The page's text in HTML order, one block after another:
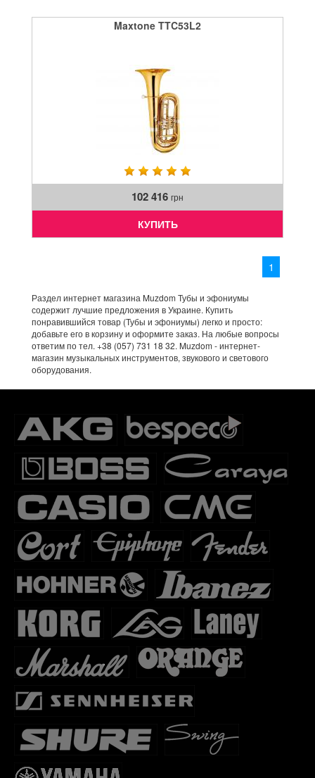
Maxtone TTC53L2
102 416 грн
КУПИТЬ
1
Раздел интернет магазина Muzdom Тубы и эфониумы
содержит лучшие предложения в Украине. Купить
понравившийся товар (Тубы и эфониумы) легко и просто:
добавьте его в корзину и оформите заказ. На любые вопросы
ответим по тел. +38 (057) 731 18 32. Muzdom - интернет-
магазин музыкальных инструментов, звукового и светового
оборудования.